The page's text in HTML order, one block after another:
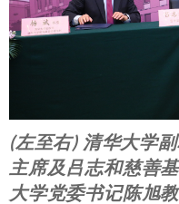
(左至右) 清华大学
主席及吕志和慈善
大学党委书记陈旭